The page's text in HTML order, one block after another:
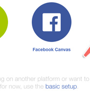
gói hàng hoá